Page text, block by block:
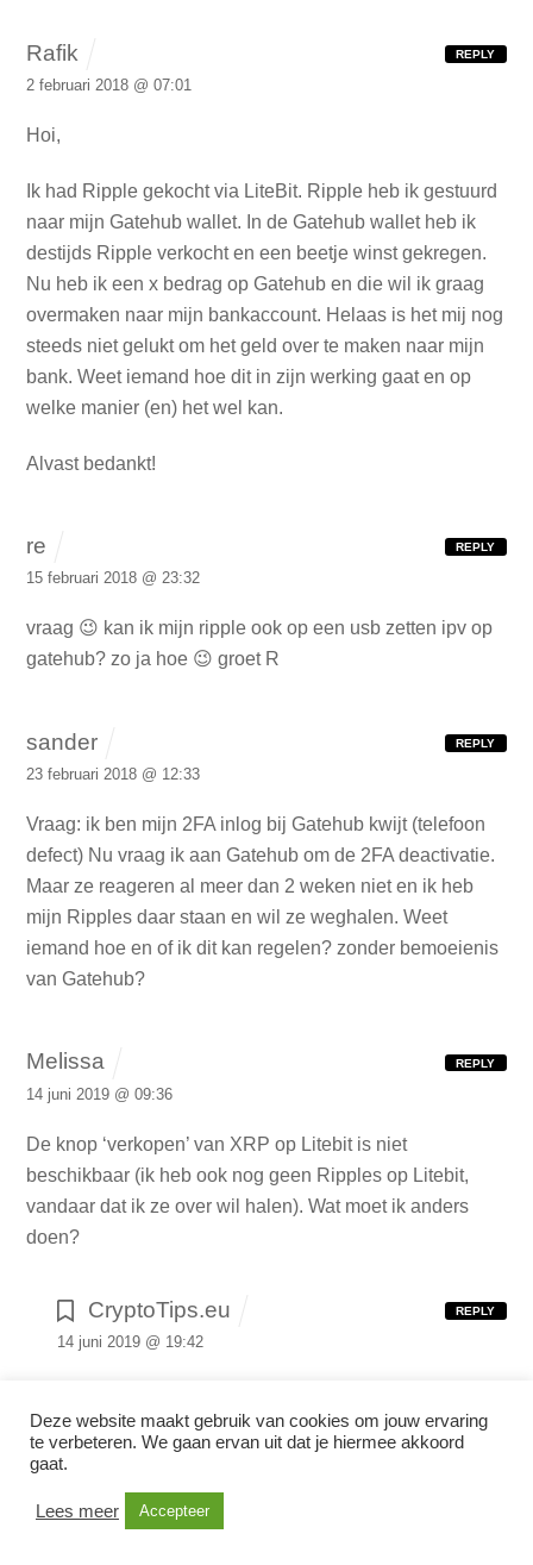
Rafik
2 februari 2018 @ 07:01
Hoi,
Ik had Ripple gekocht via LiteBit. Ripple heb ik gestuurd
naar mijn Gatehub wallet. In de Gatehub wallet heb ik
destijds Ripple verkocht en een beetje winst gekregen.
Nu heb ik een x bedrag op Gatehub en die wil ik graag
overmaken naar mijn bankaccount. Helaas is het mij nog
steeds niet gelukt om het geld over te maken naar mijn
bank. Weet iemand hoe dit in zijn werking gaat en op
welke manier (en) het wel kan.
Alvast bedankt!
REPLY
re
15 februari 2018 @ 23:32
vraag 😉 kan ik mijn ripple ook op een usb zetten ipv op
gatehub? zo ja hoe 😉 groet R
REPLY
sander
23 februari 2018 @ 12:33
Vraag: ik ben mijn 2FA inlog bij Gatehub kwijt (telefoon
defect) Nu vraag ik aan Gatehub om de 2FA deactivatie.
Maar ze reageren al meer dan 2 weken niet en ik heb
mijn Ripples daar staan en wil ze weghalen. Weet
iemand hoe en of ik dit kan regelen? zonder bemoeienis
van Gatehub?
REPLY
Melissa
14 juni 2019 @ 09:36
De knop ‘verkopen’ van XRP op Litebit is niet
beschikbaar (ik heb ook nog geen Ripples op Litebit,
vandaar dat ik ze over wil halen). Wat moet ik anders
doen?
REPLY
CryptoTips.eu
14 juni 2019 @ 19:42
aangepast. Je kunt ze het beste aan een broker
verkopen die op dit moment het meeste betaalt voor
kunt het
hier vergelijken
REPLY
Deze website maakt gebruik van cookies om jouw ervaring
te verbeteren. We gaan ervan uit dat je hiermee akkoord
gaat.
Lees meer Accepteer